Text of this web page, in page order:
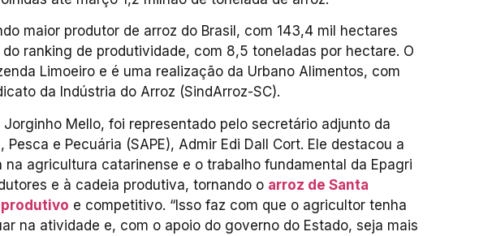
maior produtor de arroz do Brasil, com 143,4 mil hectares
ranking de produtividade, com 8,5 toneladas por hectare. O
Limoeiro e é uma realização da Urbano Alimentos, com
da Indústria do Arroz (SindArroz-SC).
Mello, foi representado pelo secretário adjunto da
e Pecuária (SAPE), Admir Edi Dall Cort. Ele destacou a
agricultura catarinense e o trabalho fundamental da Epagri
e à cadeia produtiva, tornando o arroz de Santa
produtivo e competitivo. “Isso faz com que o agricultor tenha
na atividade e, com o apoio do governo do Estado, seja mais